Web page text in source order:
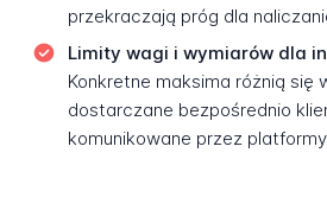
przekraczają próg dla
Limity wagi i wymiarów dla
Konkretne maksima różnią się
dostarczane bezpośrednio
komunikowane przez